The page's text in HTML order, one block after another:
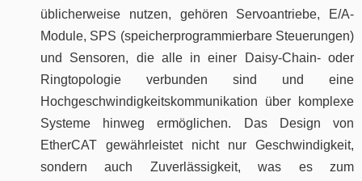
üblicherweise nutzen, gehören Servoantriebe, E/A-
Module, SPS (speicherprogrammierbare Steuerungen)
und Sensoren, die alle in einer Daisy-Chain- oder
Ringtopologie verbunden sind und eine
Hochgeschwindigkeitskommunikation über komplexe
Systeme hinweg ermöglichen. Das Design von
EtherCAT gewährleistet nicht nur Geschwindigkeit,
sondern auch Zuverlässigkeit, was es zum